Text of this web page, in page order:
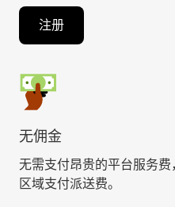
注册
无佣金
无需支付昂贵的平台服务
区域支付派送费。